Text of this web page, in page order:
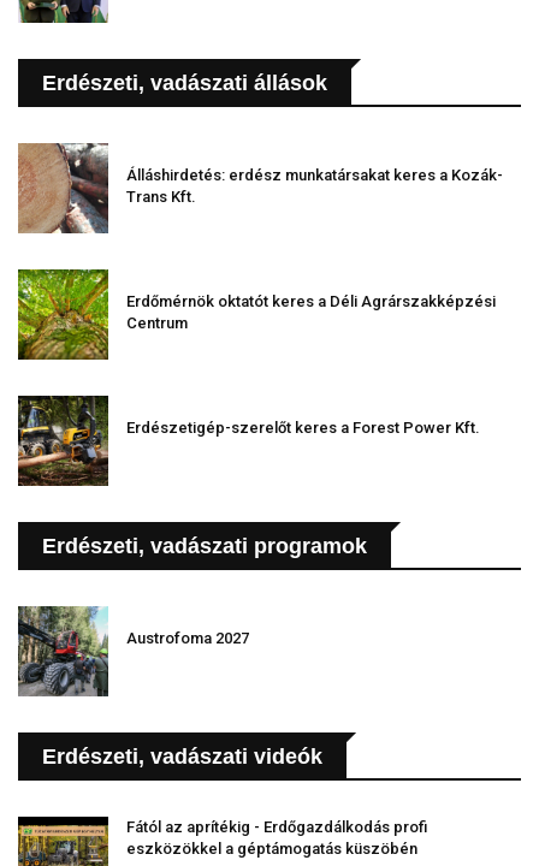
Erdészeti, vadászati állások
Álláshirdetés: erdész munkatársakat keres a Kozák-
Trans Kft.
Erdőmérnök oktatót keres a Déli Agrárszakképzési
Centrum
Erdészetigép-szerelőt keres a Forest Power Kft.
Erdészeti, vadászati programok
Austrofoma 2027
Erdészeti, vadászati videók
Fától az aprítékig - Erdőgazdálkodás profi
eszközökkel a géptámogatás küszöbén